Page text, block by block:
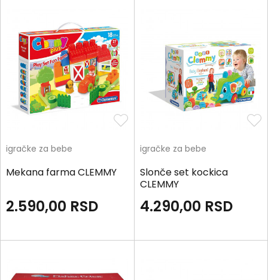
igračke za bebe
Mekana farma CLEMMY
2.590,00 RSD
igračke za bebe
Slonče set kockica
CLEMMY
4.290,00 RSD